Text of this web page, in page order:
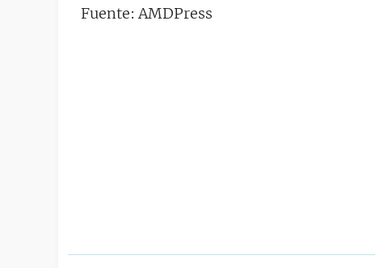
Fuente: AMDPress